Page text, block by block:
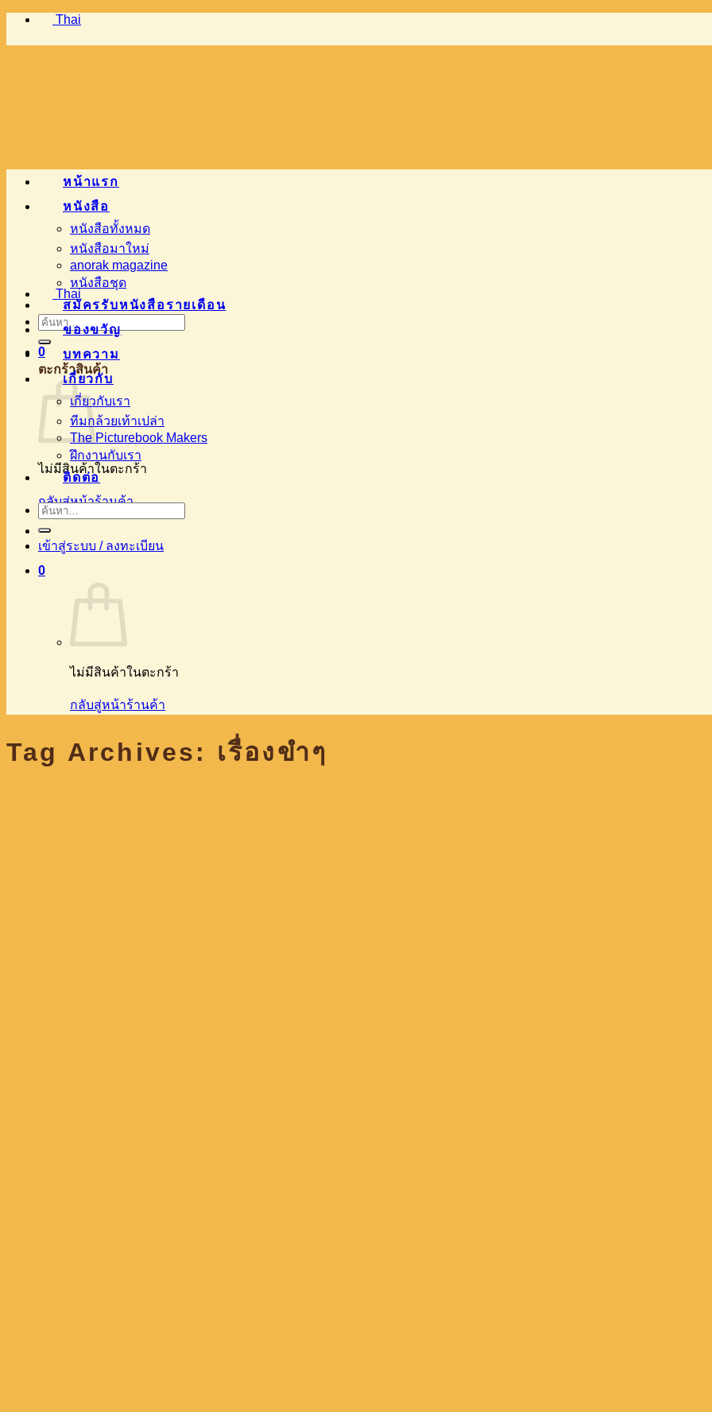
ข้าม
Thai
Thai
ค้นหา:
0
ตะกร้าสินค้า
ไม่มีสินค้าในตะกร้า
กลับสู่หน้าร้านค้า
หน้าแรก
หนังสือ
หนังสือทั้งหมด
หนังสือมาใหม่
anorak magazine
หนังสือชุด
สมัครรับหนังสือรายเดือน
ของขวัญ
บทความ
เกี่ยวกับ
เกี่ยวกับเรา
ทีมกล้วยเท้าเปล่า
The Picturebook Makers
ฝึกงานกับเรา
ติดต่อ
ค้นหา:
เข้าสู่ระบบ / ลงทะเบียน
0
ไม่มีสินค้าในตะกร้า
กลับสู่หน้าร้านค้า
Tag Archives: เรื่องขำๆ